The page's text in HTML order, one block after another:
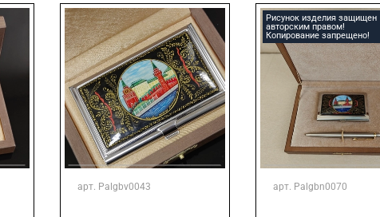
арт. Palgbv0043
Рисунок изделия защищен
авторским правом!
Копирование запрещено!
арт. Palgbn0070